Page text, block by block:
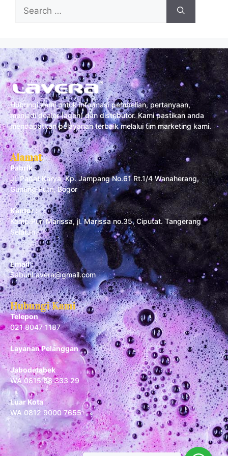
Hubungi kami untuk informasi pembelian, pertanyaan,
menjadi dealer (agen) dan distributor. Kami pastikan anda
mendapatkan pelayanan terbaik melalui tim marketing kami.
Alamat
Pabrik :
Jl. Padat Karya, Kp. Jampang No.61 Rt.1/4 Wanaherang,
Gunung Putri, Bogor
Kantor :
Komp Puri Marissa, jl. Marissa no.35, Ciputat. Tangerang
Selatan
Email :
SabunLavera@gmail.com
Hubungi Kami
Telepon
021 8047 1187
Layanan Pelanggan
Jabodetabek
WA 0815 88 333 29
Luar Kota
WA 0812 9000 7655